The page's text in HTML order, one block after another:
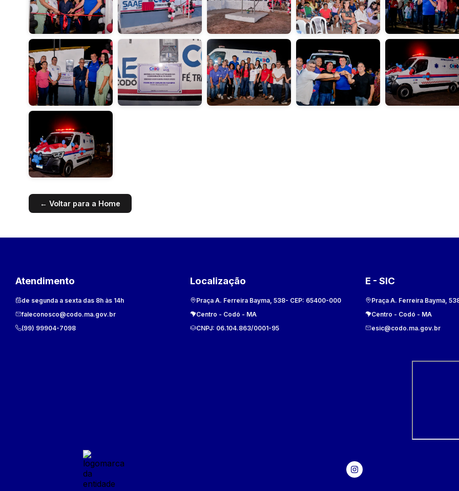
← Voltar para a Home
Atendimento
de segunda a sexta das 8h às 14h
faleconosco@codo.ma.gov.br
(99) 99904-7098
Localização
Praça A. Ferreira Bayma, 538- CEP: 65400-000
Centro - Codó - MA
CNPJ: 06.104.863/0001-95
E - SIC
Praça A. Ferreira Bayma,
Centro - Codó - MA
esic@codo.ma.gov.br